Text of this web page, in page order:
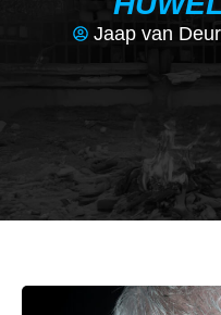
Jaap van